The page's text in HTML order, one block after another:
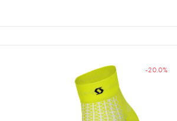
-20.0%